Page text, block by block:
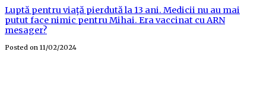
Luptă pentru viaţă pierdută la 13 ani. Medicii nu au mai
putut face nimic pentru Mihai. Era vaccinat cu ARN
mesager?
Posted on 11/02/2024